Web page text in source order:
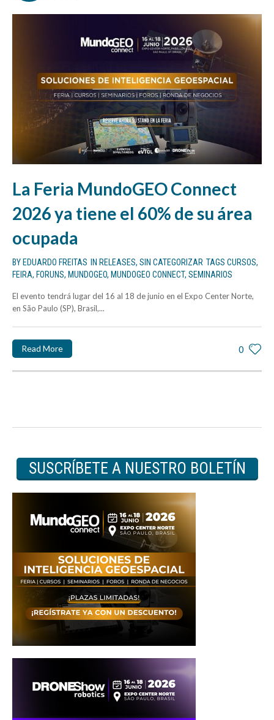
La Feria MundoGEO Connect
2026 ya tiene el 60% de su área
ocupada
BY EDUARDO FREITAS IN RELEASES, SIN CATEGORIZAR TAGS CURSOS,
FEIRA, FORUNS, MUNDOGEO, MUNDOGEO CONNECT, SEMINARIOS
El evento tendrá lugar del 16 al 18 de junio en el Expo Center Norte,
en São Paulo (SP), Brasil,...
0
Read More
SUSCRÍBETE A NUESTRO BOLETÍN